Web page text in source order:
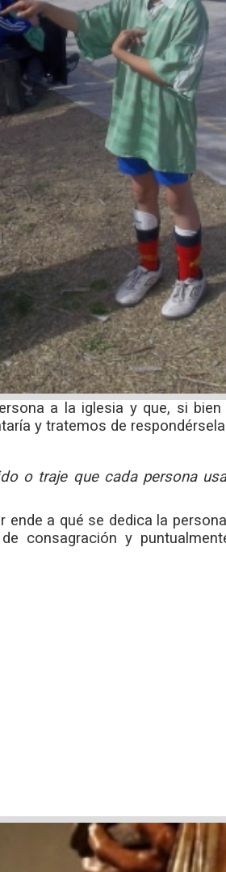
a la iglesia y que, si
y tratemos de
o traje que cada persona
a qué se dedica la
consagración y